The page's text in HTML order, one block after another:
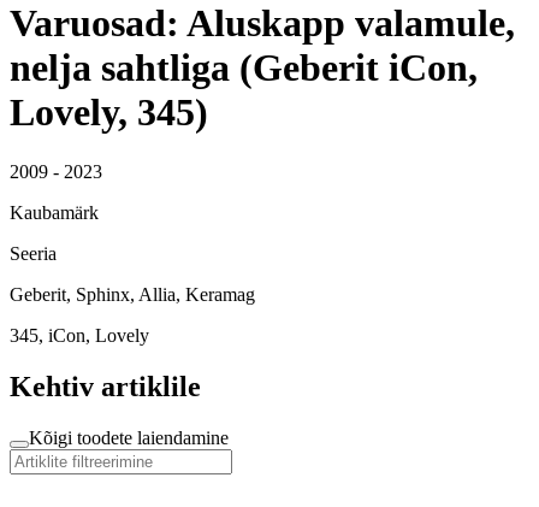
Varuosad: Aluskapp valamule,
nelja sahtliga (Geberit iCon,
Lovely, 345)
2009 - 2023
Kaubamärk
Seeria
Geberit, Sphinx, Allia, Keramag
345, iCon, Lovely
Kehtiv artiklile
Kõigi toodete laiendamine